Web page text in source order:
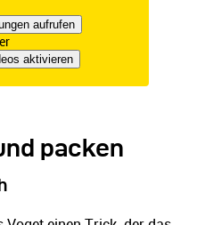
aufrufen
aktivieren
packen